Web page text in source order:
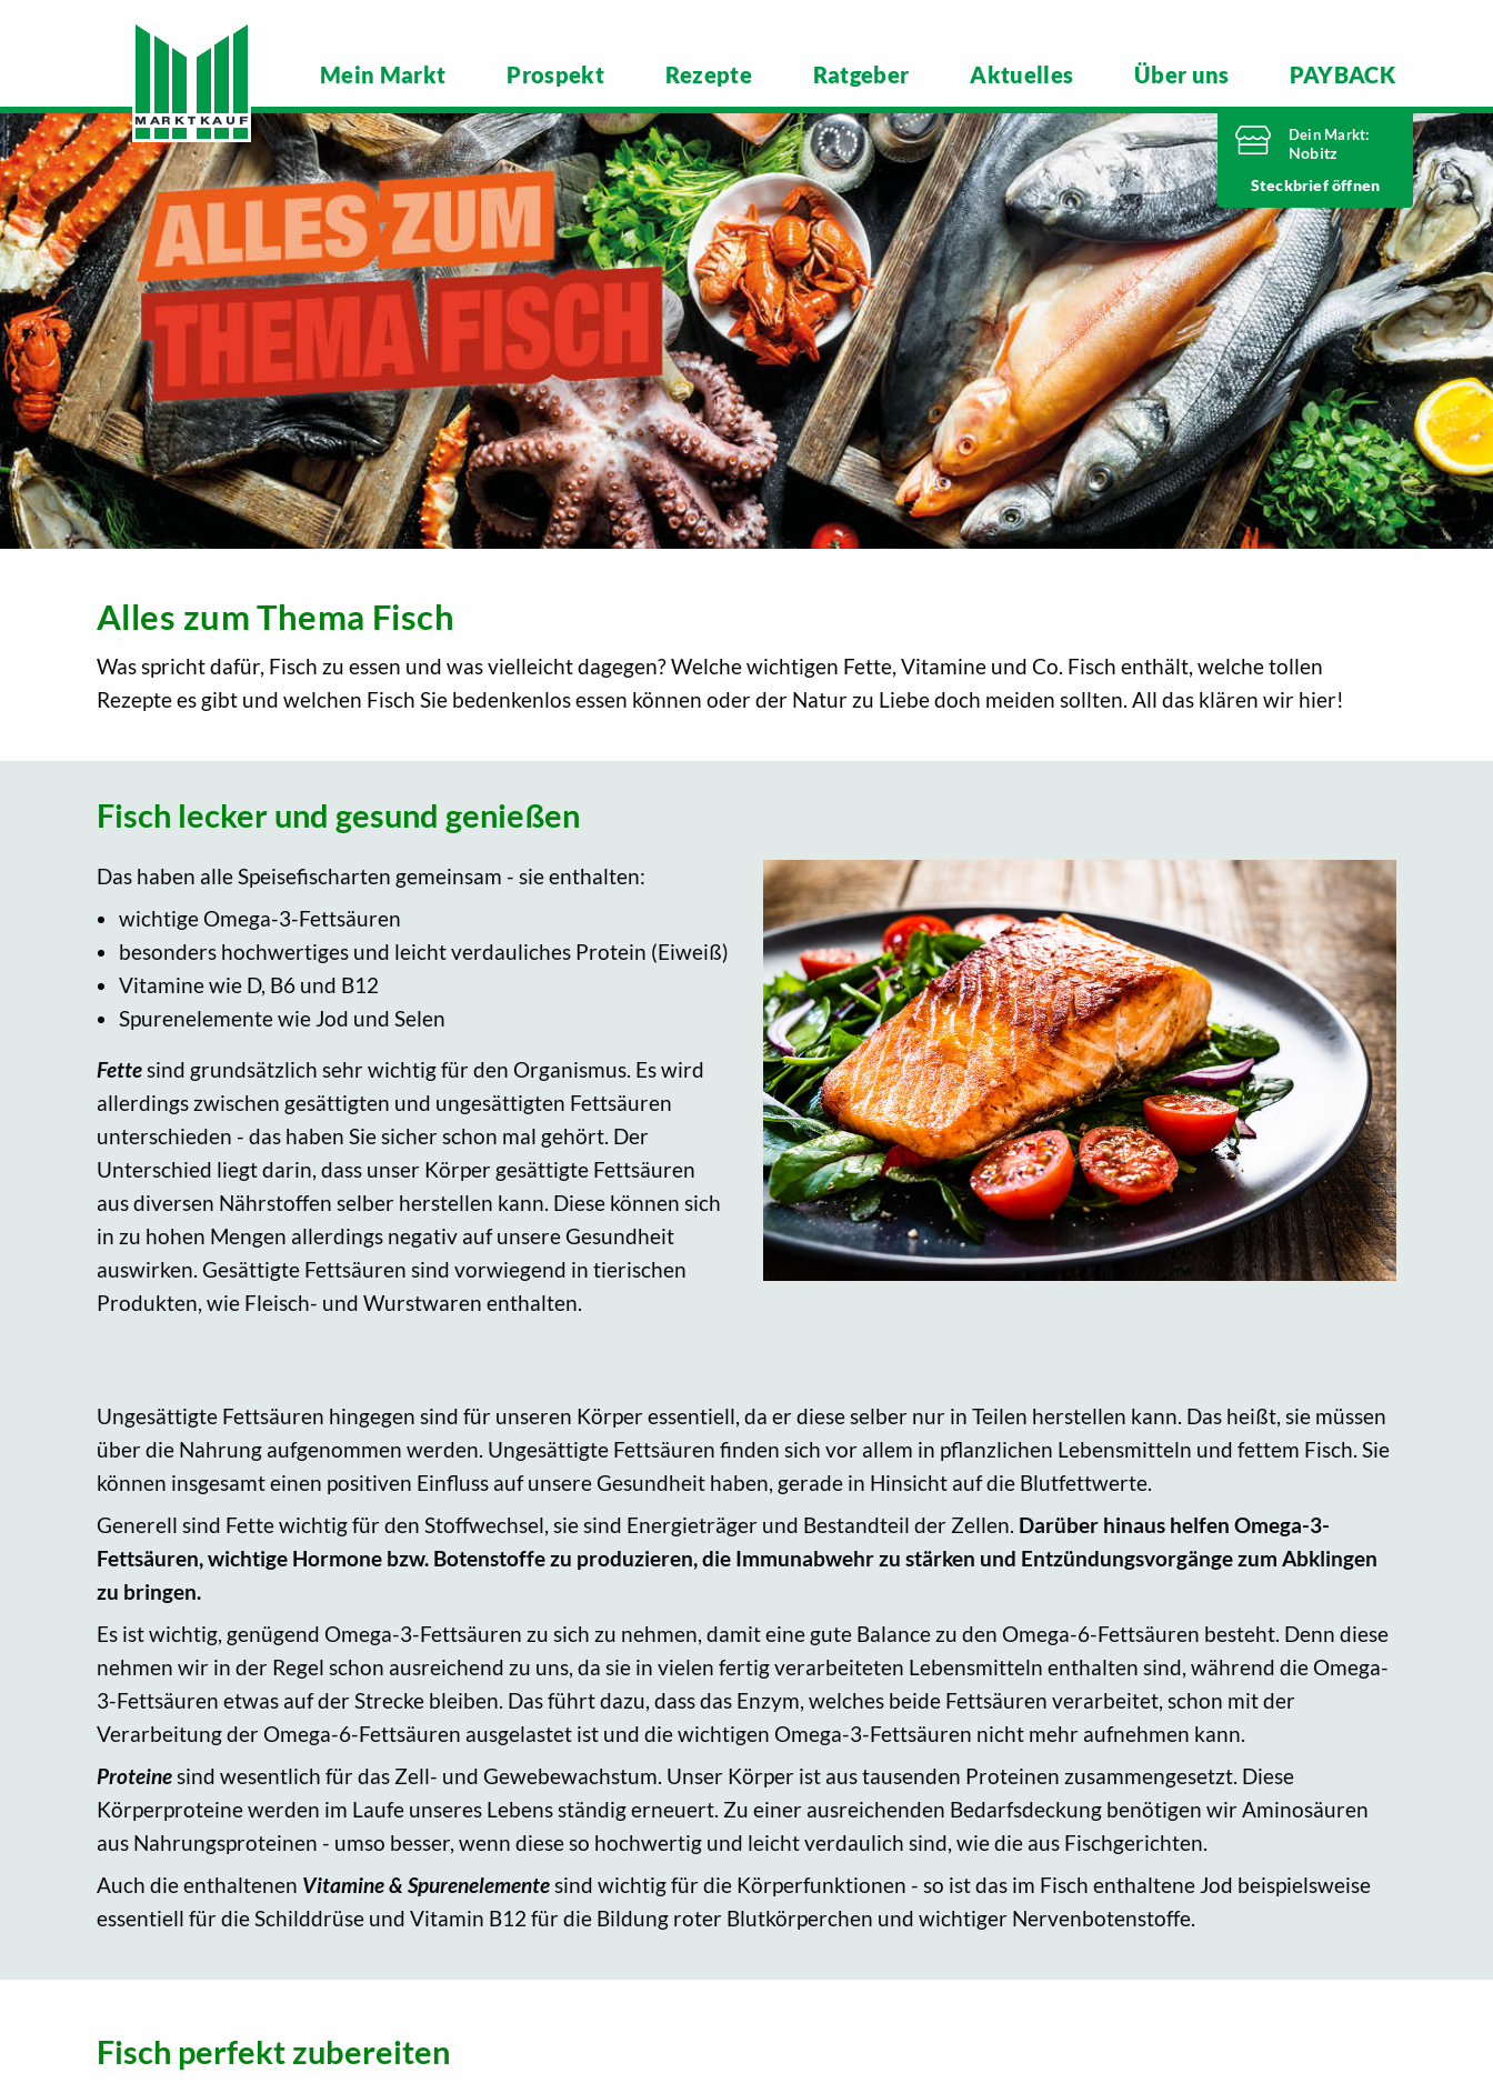
Mein Markt Prospekt Rezepte Ratgeber Aktuelles Über uns PAYBACK
Dein Markt:
Nobitz
Heute bis
Telefonnummer
03447 51260
Altenburger Straße 29
04603 Nobitz
Markt ändern
Steckbrief
Alles zum Thema Fisch
Was spricht dafür, Fisch zu essen und was vielleicht dagegen? Welche wichtigen Fette, Vitamine und Co. Fisch enthält, welche tollen
Rezepte es gibt und welchen Fisch Sie bedenkenlos essen können oder der Natur zu Liebe doch meiden sollten. All das klären wir hier!
Fisch lecker und gesund genießen
Das haben alle Speisefischarten gemeinsam - sie enthalten:
wichtige Omega-3-Fettsäuren
besonders hochwertiges und leicht verdauliches Protein (Eiweiß)
Vitamine wie D, B6 und B12
Spurenelemente wie Jod und Selen
Fette sind grundsätzlich sehr wichtig für den Organismus. Es wird
allerdings zwischen gesättigten und ungesättigten Fettsäuren
unterschieden - das haben Sie sicher schon mal gehört. Der
Unterschied liegt darin, dass unser Körper gesättigte Fettsäuren
aus diversen Nährstoffen selber herstellen kann. Diese können sich
in zu hohen Mengen allerdings negativ auf unsere Gesundheit
auswirken. Gesättigte Fettsäuren sind vorwiegend in tierischen
Produkten, wie Fleisch- und Wurstwaren enthalten.
Ungesättigte Fettsäuren hingegen sind für unseren Körper essentiell, da er diese selber nur in Teilen herstellen kann. Das heißt, sie müssen
über die Nahrung aufgenommen werden. Ungesättigte Fettsäuren finden sich vor allem in pflanzlichen Lebensmitteln und fettem Fisch. Sie
können insgesamt einen positiven Einfluss auf unsere Gesundheit haben, gerade in Hinsicht auf die Blutfettwerte.
Generell sind Fette wichtig für den Stoffwechsel, sie sind Energieträger und Bestandteil der Zellen. Darüber hinaus helfen Omega-3-
Fettsäuren, wichtige Hormone bzw. Botenstoffe zu produzieren, die Immunabwehr zu stärken und Entzündungsvorgänge zum Abklingen
zu bringen.
Es ist wichtig, genügend Omega-3-Fettsäuren zu sich zu nehmen, damit eine gute Balance zu den Omega-6-Fettsäuren besteht. Denn diese
nehmen wir in der Regel schon ausreichend zu uns, da sie in vielen fertig verarbeiteten Lebensmitteln enthalten sind, während die Omega-
3-Fettsäuren etwas auf der Strecke bleiben. Das führt dazu, dass das Enzym, welches beide Fettsäuren verarbeitet, schon mit der
Verarbeitung der Omega-6-Fettsäuren ausgelastet ist und die wichtigen Omega-3-Fettsäuren nicht mehr aufnehmen kann.
Proteine sind wesentlich für das Zell- und Gewebewachstum. Unser Körper ist aus tausenden Proteinen zusammengesetzt. Diese
Körperproteine werden im Laufe unseres Lebens ständig erneuert. Zu einer ausreichenden Bedarfsdeckung benötigen wir Aminosäuren
aus Nahrungsproteinen - umso besser, wenn diese so hochwertig und leicht verdaulich sind, wie die aus Fischgerichten.
Auch die enthaltenen Vitamine & Spurenelemente sind wichtig für die Körperfunktionen - so ist das im Fisch enthaltene Jod beispielsweise
essentiell für die Schilddrüse und Vitamin B12 für die Bildung roter Blutkörperchen und wichtiger Nervenbotenstoffe.
Fisch perfekt zubereiten